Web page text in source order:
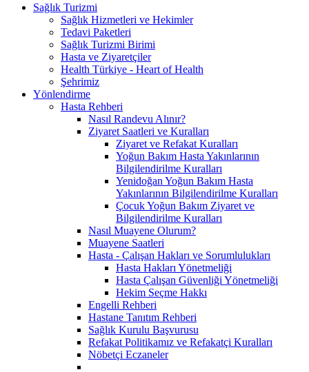
Sağlık Turizmi
Sağlık Hizmetleri ve Hekimler
Tedavi Paketleri
Sağlık Turizmi Birimi
Hasta ve Ziyaretçiler
Health Türkiye - Heart of Health
Şehrimiz
Yönlendirme
Hasta Rehberi
Nasıl Randevu Alınır?
Ziyaret Saatleri ve Kuralları
Ziyaret ve Refakat Kuralları
Yoğun Bakım Hasta Yakınlarının
Bilgilendirilme Kuralları
Yenidoğan Yoğun Bakım Hasta
Yakınlarının Bilgilendirilme Kuralları
Çocuk Yoğun Bakım Ziyaret ve
Bilgilendirilme Kuralları
Nasıl Muayene Olurum?
Muayene Saatleri
Hasta - Çalışan Hakları ve Sorumlulukları
Hasta Hakları Yönetmeliği
Hasta Çalışan Güvenliği Yönetmeliği
Hekim Seçme Hakkı
Engelli Rehberi
Hastane Tanıtım Rehberi
Sağlık Kurulu Başvurusu
Refakat Politikamız ve Refakatçi Kuralları
Nöbetçi Eczaneler